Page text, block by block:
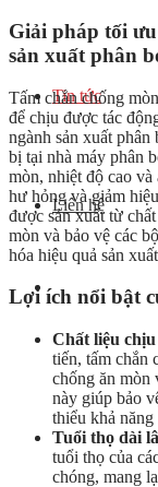
Tin tức
Liên hệ
Giải pháp tối
sản xuất phân
Tấm chắn chống
để chịu được tác
ngành sản xuất
bị tại nhà máy phân
mòn, nhiệt độ cao
hư hỏng và giảm
được sản xuất từ
mòn và bảo vệ các
hóa hiệu quả sản
Lợi ích nổi bật
Chất liệu
tiến, tấm chắn
chống ăn mòn
này giúp bảo
thiểu khả
Tuổi thọ dài
tuổi thọ của
chóng, mang